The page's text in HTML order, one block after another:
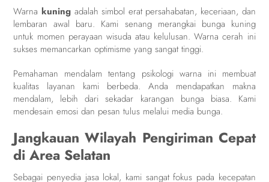
Warnakuning adalah simbol erat persahabatan, keceriaan, dan
lembaran awal baru. Kami senang merangkai bunga kuning
untuk momen perayaan wisuda atau kelulusan. Warna cerah ini
sukses memancarkan optimisme yang sangat tinggi.
Pemahaman mendalam tentang psikologi warna ini membuat
kualitas layanan kami berbeda. Anda mendapatkan makna
mendalam, lebih dari sekadar karangan bunga biasa. Kami
mendesain emosi dan pesan tulus melalui media bunga.
Jangkauan Wilayah Pengiriman Cepat
di Area Selatan
Sebagai penyedia jasa lokal, kami sangat fokus pada kecepatan